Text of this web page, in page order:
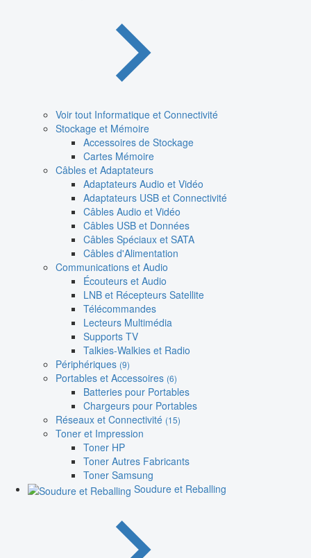
Voir tout Informatique et Connectivité
Stockage et Mémoire
Accessoires de Stockage
Cartes Mémoire
Câbles et Adaptateurs
Adaptateurs Audio et Vidéo
Adaptateurs USB et Connectivité
Câbles Audio et Vidéo
Câbles USB et Données
Câbles Spéciaux et SATA
Câbles d'Alimentation
Communications et Audio
Écouteurs et Audio
LNB et Récepteurs Satellite
Télécommandes
Lecteurs Multimédia
Supports TV
Talkies-Walkies et Radio
Périphériques (9)
Portables et Accessoires (6)
Batteries pour Portables
Chargeurs pour Portables
Réseaux et Connectivité (15)
Toner et Impression
Toner HP
Toner Autres Fabricants
Toner Samsung
Soudure et Reballing